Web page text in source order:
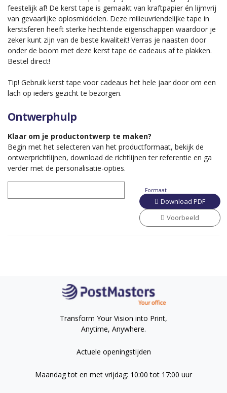
feestelijk af! De kerst tape is gemaakt van kraftpapier én lijmvrij
van gevaarlijke oplosmiddelen. Deze milieuvriendelijke tape in
kerstsferen heeft sterke hechtende eigenschappen waardoor je
zeker kunt zijn van de beste kwaliteit! Verras je naasten door
onder de boom met deze kerst tape de cadeaus af te plakken.
Bestel direct!
Tip! Gebruik kerst tape voor cadeaus het hele jaar door om een
lach op ieders gezicht te bezorgen.
Ontwerphulp
Klaar om je productontwerp te maken?
Begin met het selecteren van het productformaat, bekijk de
ontwerprichtlijnen, download de richtlijnen ter referentie en ga
verder met de personalisatie-opties.
Formaat
Download PDF
Voorbeeld
Transform Your Vision into Print,
Anytime, Anywhere.
Actuele openingstijden
Maandag tot en met vrijdag: 10:00 tot 17:00 uur